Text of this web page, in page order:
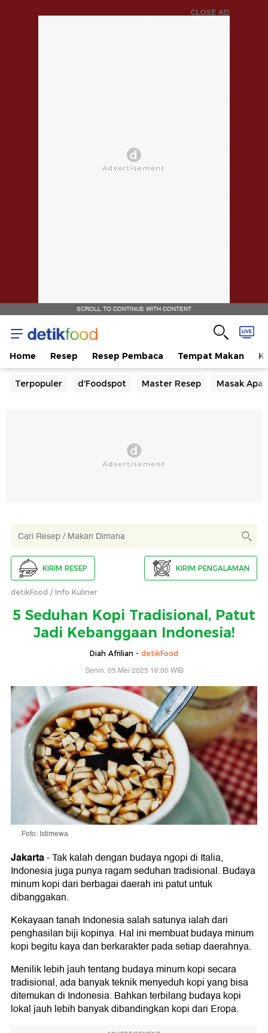
CLOSE AD
SCROLL TO CONTINUE WITH CONTENT
Home Resep Resep Pembaca Tempat Makan
Terpopuler d'Foodspot Master Resep Masak Apa
KIRIM RESEP KIRIM PENGALAMAN
detikFood Info Kuliner
5 Seduhan Kopi Tradisional, Patut
Jadi Kebanggaan Indonesia!
Diah Afrilian - detikFood
Senin, 05 Mei 2025 16:00 WIB
Foto: Istimewa
Jakarta-Tak kalah dengan budaya ngopi di Italia,
Indonesia juga punya ragam seduhan tradisional. Budaya
minum kopi dari berbagai daerah ini patut untuk
dibanggakan.
Kekayaan tanah Indonesia salah satunya ialah dari
penghasilan biji kopinya. Hal ini membuat budaya minum
kopi begitu kaya dan berkarakter pada setiap daerahnya.
Menilik lebih jauh tentang budaya minum kopi secara
tradisional, ada banyak teknik menyeduh kopi yang bisa
ditemukan di Indonesia. Bahkan terbilang budaya kopi
lokal jauh lebih banyak dibandingkan kopi dari Eropa.